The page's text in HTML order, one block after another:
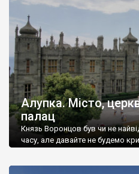
Алупка. Місто,
палац
Князь Воронцов був чи не
часу, але давайте не будемо